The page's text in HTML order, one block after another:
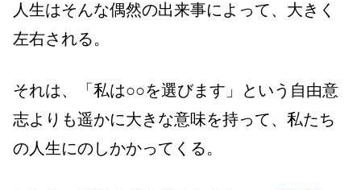
人生はそんな偶然の出来事によって、大きく
左右される。
それは、「私は○○を選びます」という自由意
志よりも遥かに大きな意味を持って、私たち
の人生にのしかかってくる。